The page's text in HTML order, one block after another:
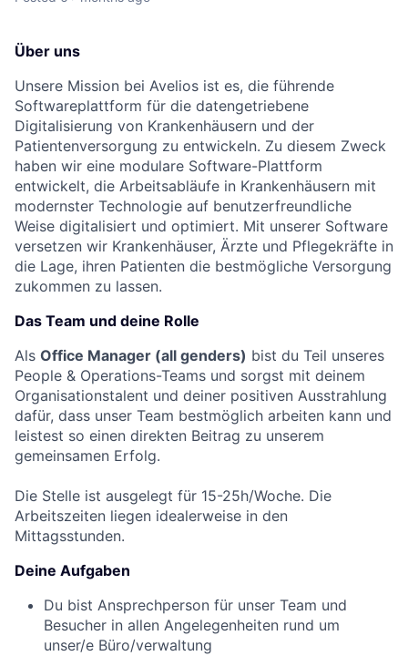
Über uns
Unsere Mission bei Avelios ist es, die führende
Softwareplattform für die datengetriebene
Digitalisierung von Krankenhäusern und der
Patientenversorgung zu entwickeln. Zu diesem Zweck
haben wir eine modulare Software-Plattform
entwickelt, die Arbeitsabläufe in Krankenhäusern mit
modernster Technologie auf benutzerfreundliche
Weise digitalisiert und optimiert. Mit unserer Software
versetzen wir Krankenhäuser, Ärzte und Pflegekräfte in
die Lage, ihren Patienten die bestmögliche Versorgung
zukommen zu lassen.
Das Team und deine Rolle
Als Office Manager (all genders) bist du Teil unseres
People & Operations-Teams und sorgst mit deinem
Organisationstalent und deiner positiven Ausstrahlung
dafür, dass unser Team bestmöglich arbeiten kann und
leistest so einen direkten Beitrag zu unserem
gemeinsamen Erfolg.
Die Stelle ist ausgelegt für 15-25h/Woche. Die
Arbeitszeiten liegen idealerweise in den
Mittagsstunden.
Deine Aufgaben
Du bist Ansprechperson für unser Team und
Besucher in allen Angelegenheiten rund um
unser/e Büro/verwaltung